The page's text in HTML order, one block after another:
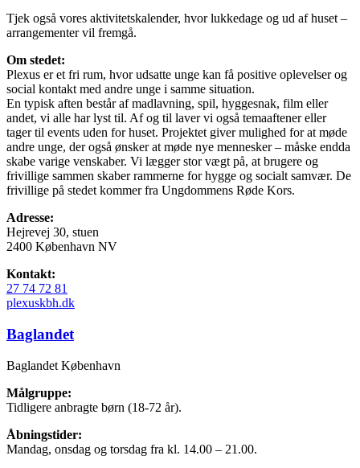
Tjek også vores aktivitetskalender, hvor lukkedage og ud af huset –
arrangementer vil fremgå.
Om stedet:
Plexus er et fri rum, hvor udsatte unge kan få positive oplevelser og
social kontakt med andre unge i samme situation.
En typisk aften består af madlavning, spil, hyggesnak, film eller
andet, vi alle har lyst til. Af og til laver vi også temaaftener eller
tager til events uden for huset. Projektet giver mulighed for at møde
andre unge, der også ønsker at møde nye mennesker – måske endda
skabe varige venskaber. Vi lægger stor vægt på, at brugere og
frivillige sammen skaber rammerne for hygge og socialt samvær. De
frivillige på stedet kommer fra Ungdommens Røde Kors.
Adresse:
Hejrevej 30, stuen
2400 København NV
Kontakt:
27 74 72 81
plexuskbh.dk
Baglandet
Baglandet København
Målgruppe:
Tidligere anbragte børn (18-72 år).
Åbningstider:
Mandag, onsdag og torsdag fra kl. 14.00 – 21.00.